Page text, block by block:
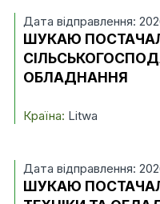
Дата відправлення:
ШУКАЮ
ОБЛАДНАННЯ
Країна: Litwa
Дата відправлення:
ШУКАЮ